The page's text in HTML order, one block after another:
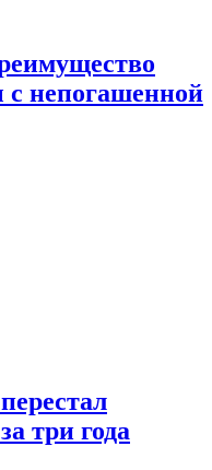
непогашенной
три года